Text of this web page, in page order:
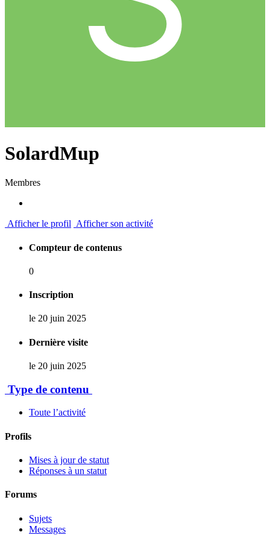
SolardMup
Membres
Afficher le profil Afficher son activité
Compteur de contenus
0
Inscription
le 20 juin 2025
Dernière visite
le 20 juin 2025
Type de contenu
Toute l’activité
Profils
Mises à jour de statut
Réponses à un statut
Forums
Sujets
Messages